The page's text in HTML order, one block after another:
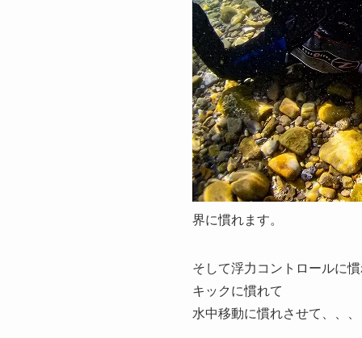
界に慣れます。
そして浮力コントロールに
キックに慣れて
水中移動に慣れさせて、、、